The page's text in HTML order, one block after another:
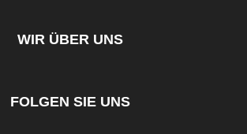
WIR ÜBER UNS
FOLGEN SIE UNS